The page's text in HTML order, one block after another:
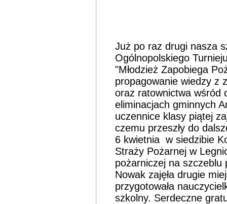
Już po raz drugi nasza
Ogólnopolskiego
"Młodzież Zapobiega
propagowanie wiedzy z
oraz ratownictwa wśród
eliminacjach gminnych
uczennice klasy piątej
czemu przeszły do
6 kwietnia w siedzibie
Straży Pożarnej w
pożarniczej na szczeblu
Nowak zajęła drugie
przygotowała
szkolny. Serdeczne